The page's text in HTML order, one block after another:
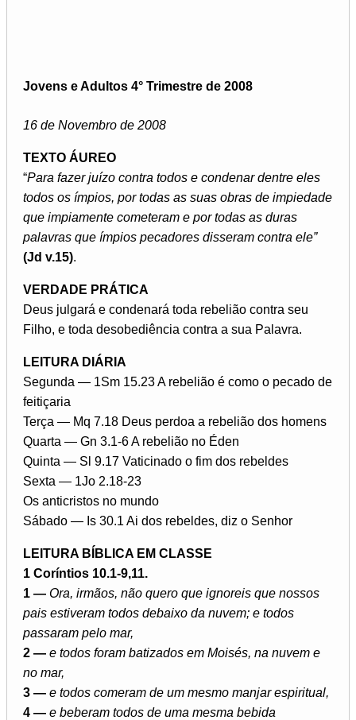
Jovens e Adultos 4° Trimestre de 2008
16 de Novembro de 2008
TEXTO ÁUREO
“Para fazer juízo contra todos e condenar dentre eles
todos os ímpios, por todas as suas obras de impiedade
que impiamente cometeram e por todas as duras
palavras que ímpios pecadores disseram contra ele”
(Jd v.15).
VERDADE PRÁTICA
Deus julgará e condenará toda rebelião contra seu
Filho, e toda desobediência contra a sua Palavra.
LEITURA DIÁRIA
Segunda — 1Sm 15.23 A rebelião é como o pecado de
feitiçaria
Terça — Mq 7.18 Deus perdoa a rebelião dos homens
Quarta — Gn 3.1-6 A rebelião no Éden
Quinta — Sl 9.17 Vaticinado o fim dos rebeldes
Sexta — 1Jo 2.18-23
Os anticristos no mundo
Sábado — Is 30.1 Ai dos rebeldes, diz o Senhor
LEITURA BÍBLICA EM CLASSE
1 Coríntios 10.1-9,11.
1 — Ora, irmãos, não quero que ignoreis que nossos
pais estiveram todos debaixo da nuvem; e todos
passaram pelo mar,
2 — e todos foram batizados em Moisés, na nuvem e
no mar,
3 — e todos comeram de um mesmo manjar espiritual,
4 — e beberam todos de uma mesma bebida